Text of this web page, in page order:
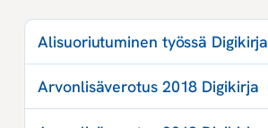
Alisuoriutuminen työssä Digikirja
Arvonlisäverotus 2018 Digikirja